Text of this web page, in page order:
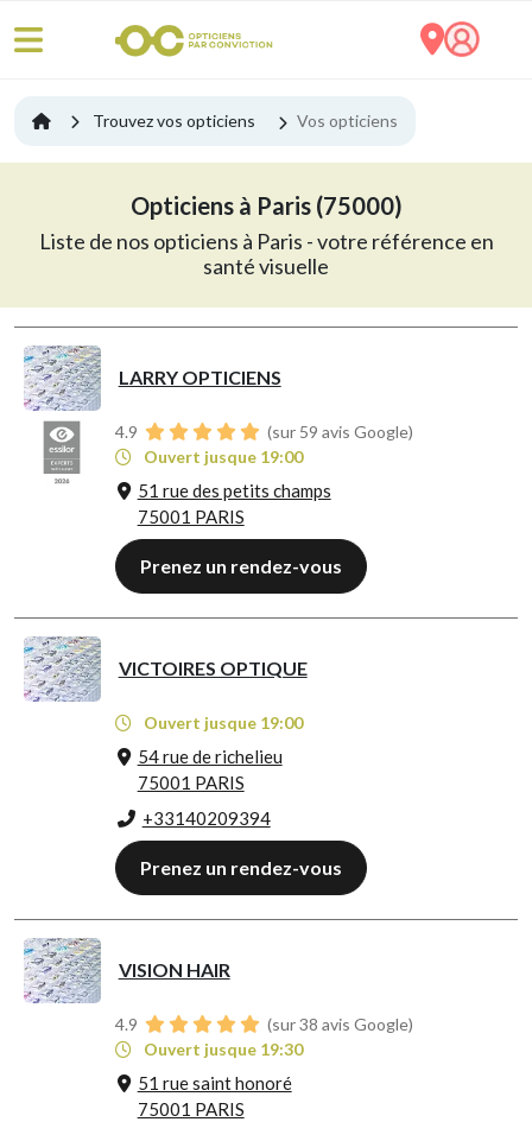
Trouvez vos opticiens Vos opticiens
Opticiens à Paris (75000)
Liste de nos opticiens à Paris - votre référence en
santé visuelle
LARRY OPTICIENS
4.9
(sur 59 avis Google)
Ouvert jusque 19:00
51 rue des petits champs
75001 PARIS
Prenez un rendez-vous
VICTOIRES OPTIQUE
Ouvert jusque 19:00
54 rue de richelieu
75001 PARIS
+33140209394
Prenez un rendez-vous
VISION HAIR
4.9
(sur 38 avis Google)
Ouvert jusque 19:30
51 rue saint honoré
75001 PARIS